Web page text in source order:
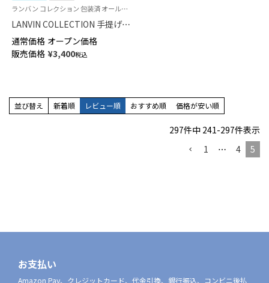
ランバン コレクション 包装済 オールシーズン用 公式ショップ 紳士 贈答用 靴下
LANVIN COLLECTION 手提げ紙
袋付き 3足組ギフトセット リブ
編み クルー丈 ビジネス ソック
ス メンズ 02492053（LV-30-
通常価格 オープン価格
販売価格 ¥3,400税込
並び替え 新着順 レビュー順 おすすめ順 価格が安い順
297件中 241-297件表示
1
… 4 5
お支払い
Amazon Pay、クレジットカード、代金引換、銀行振込、コンビニ後払